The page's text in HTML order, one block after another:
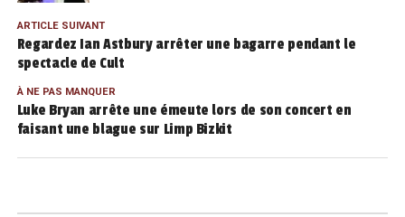
ARTICLE SUIVANT
Regardez Ian Astbury arrêter une bagarre pendant le
spectacle de Cult
À NE PAS MANQUER
Luke Bryan arrête une émeute lors de son concert en
faisant une blague sur Limp Bizkit